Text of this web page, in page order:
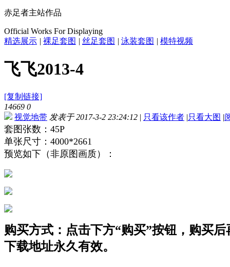
赤足者主站作品
Official Works For Displaying
精选展示 | 裸足套图 | 丝足套图 | 泳装套图 | 模特视频
飞飞2013-4
[复制链接]
14669 0
视觉地带 发表于 2017-3-2 23:24:12 | 只看该作者 |只看大图 |
套图张数：45P
单张尺寸：4000*2661
预览如下（非原图画质）：
购买方式：点击下方“购买”按钮，购买
下载地址永久有效。